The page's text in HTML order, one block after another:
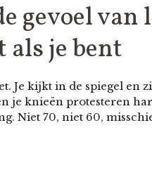
gevoel
als je bent
Je kijkt in de spiegel en
je knieën protesteren
Niet 70, niet 60,